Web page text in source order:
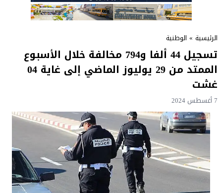
الرئيسية » الوطنية
تسجيل 44 ألفا و794 مخالفة خلال الأسبوع
الممتد من 29 يوليوز الماضي إلى غاية 04
غشت
7 أغسطس 2024